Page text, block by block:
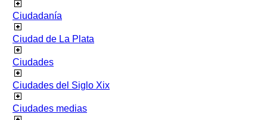
Ciudadanía
Ciudad de La Plata
Ciudades
Ciudades del Siglo Xix
Ciudades medias